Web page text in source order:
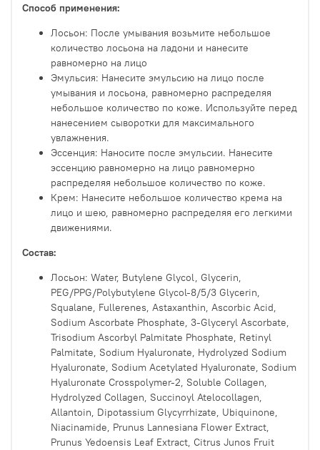
Способ применения:
Лосьон: После умывания возьмите небольшое
количество лосьона на ладони и нанесите
равномерно на лицо
Эмульсия: Нанесите эмульсию на лицо после
умывания и лосьона, равномерно распределяя
небольшое количество по коже. Используйте перед
нанесением сыворотки для максимального
увлажнения.
Эссенция: Наносите после эмульсии. Нанесите
эссенцию равномерно на лицо равномерно
распределяя небольшое количество по коже.
Крем: Нанесите небольшое количество крема на
лицо и шею, равномерно распределяя его легкими
движениями.
Состав:
Лосьон: Water, Butylene Glycol, Glycerin,
PEG/PPG/Polybutylene Glycol-8/5/3 Glycerin,
Squalane, Fullerenes, Astaxanthin, Ascorbic Acid,
Sodium Ascorbate Phosphate, 3-Glyceryl Ascorbate,
Trisodium Ascorbyl Palmitate Phosphate, Retinyl
Palmitate, Sodium Hyaluronate, Hydrolyzed Sodium
Hyaluronate, Sodium Acetylated Hyaluronate, Sodium
Hyaluronate Crosspolymer-2, Soluble Collagen,
Hydrolyzed Collagen, Succinoyl Atelocollagen,
Allantoin, Dipotassium Glycyrrhizate, Ubiquinone,
Niacinamide, Prunus Lannesiana Flower Extract,
Prunus Yedoensis Leaf Extract, Citrus Junos Fruit